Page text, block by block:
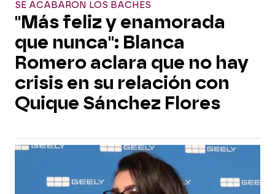
SE ACABARON LOS BACHES
"Más feliz y enamorada
que nunca": Blanca
Romero aclara que no hay
crisis en su relación con
Quique Sánchez Flores